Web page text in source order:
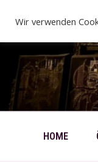
Inhalt
HOME
Wir verwenden